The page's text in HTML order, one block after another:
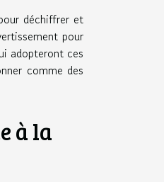
déchiffrer et
pour
adopteront ces
comme des
à la